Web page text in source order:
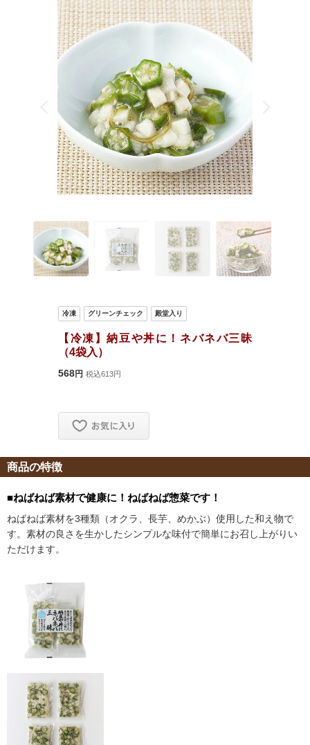
商品の特徴
■ねばねば素材で健康に！ねばねば惣菜です！
ねばねば素材を3種類（オクラ、長芋、めかぶ）使用した和え物で
す。素材の良さを生かしたシンプルな味付で簡単にお召し上がりい
ただけます。